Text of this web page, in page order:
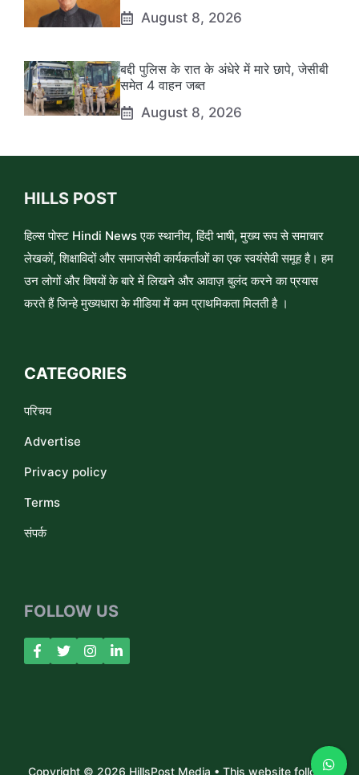
August 8, 2026
बद्दी पुलिस के रात के अंधेरे में मारे छापे, जेसीबी
समेत 4 वाहन जब्त
August 8, 2026
HILLS POST
हिल्स पोस्ट Hindi News एक स्थानीय, हिंदी भाषी, मुख्य रूप से समाचार
लेखकों, शिक्षाविदों और समाजसेवी कार्यकर्ताओं का एक स्वयंसेवी समूह है। हम
उन लोगों और विषयों के बारे में लिखने और आवाज़ बुलंद करने का प्रयास
करते हैं जिन्हे मुख्यधारा के मीडिया में कम प्राथमिकता मिलती है ।
CATEGORIES
परिचय
Advertise
Privacy policy
Terms
संपर्क
FOLLOW US
Copyright © 2026 HillsPost Media • This website follows